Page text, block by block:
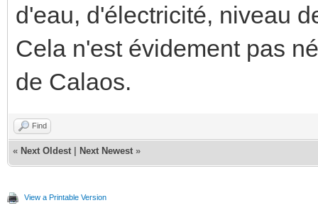
d'eau, d'électricité, niveau
Cela n'est évidement pas
de Calaos.
Find
« Next Oldest Next Newest »
View a Printable Version